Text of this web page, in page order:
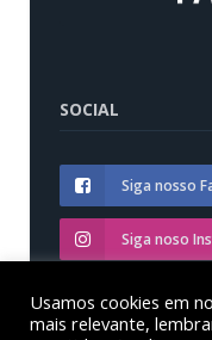
SOCIAL
Siga nosso
Siga noso
Siga nosso
Usamos cookies em
mais relevante,